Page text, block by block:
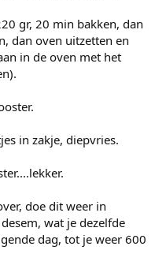
gr, 20 min bakken, dan
dan oven uitzetten en
in de oven met het
in zakje, diepvries.
doe dit weer in
wat je dezelfde
dag, tot je weer 600